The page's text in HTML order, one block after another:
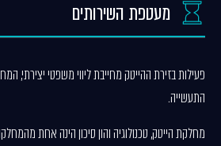
מעטפת השירותים
פעילות בזירת ההייטק מחייבת ליווי משפטי יצירתי,
התעשייה.